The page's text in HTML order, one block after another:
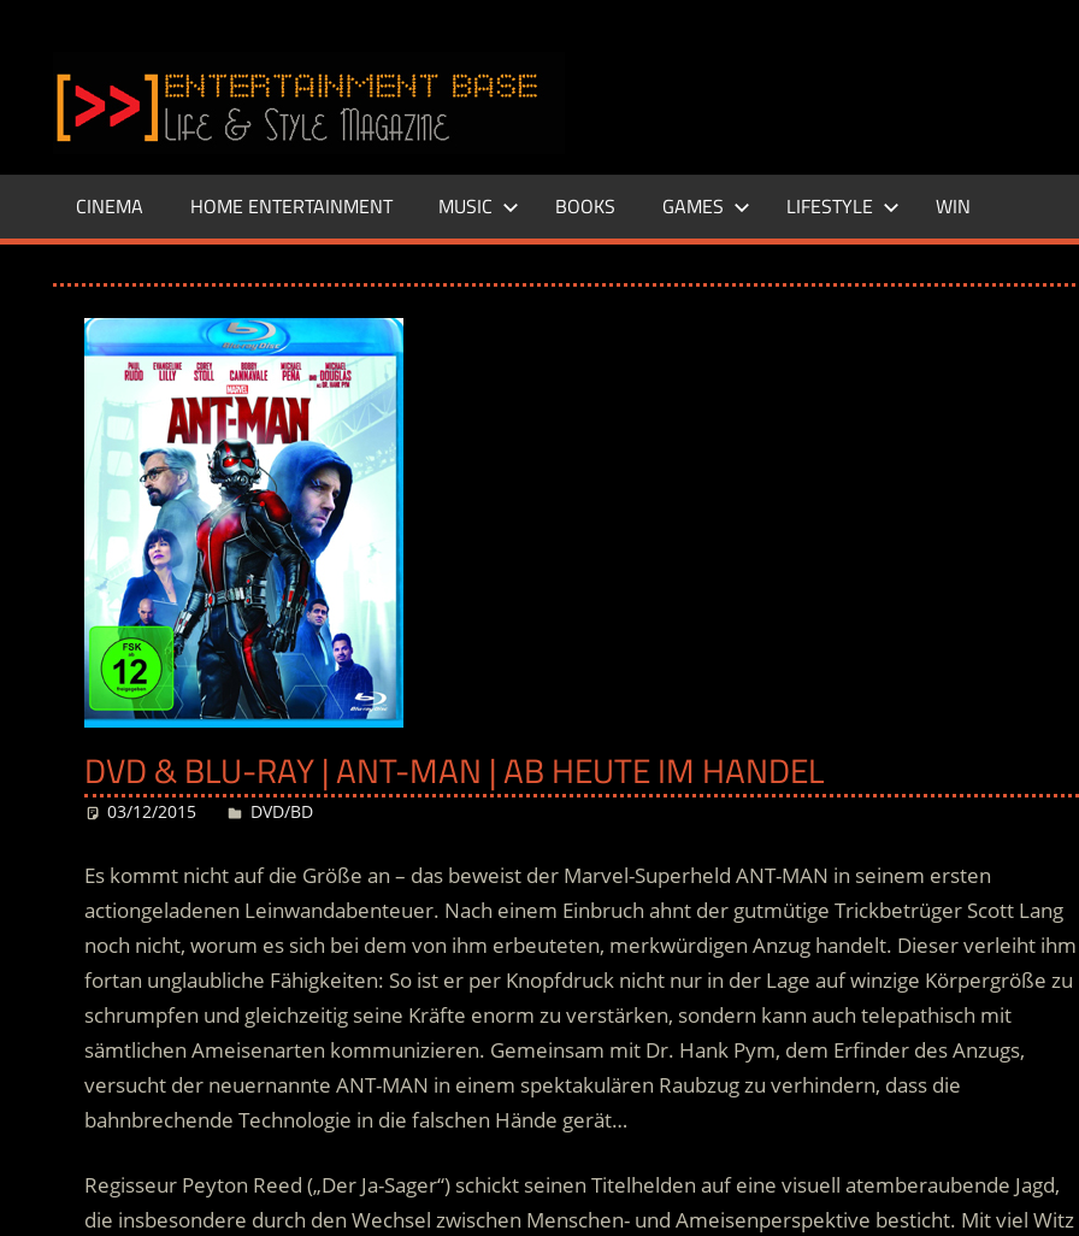
springen
–
LIFE
Base.de
CINEMA HOME ENTERTAINMENT MUSIC BOOKS GAMES LIFESTYLE WIN
DVD & BLU-RAY | ANT-MAN | AB HEUTE IM HANDEL
03/12/2015 Desiree
DVD/BD
Es kommt nicht auf die Größe an – das beweist der Marvel-Superheld ANT-MAN in seinem ersten
actiongeladenen Leinwandabenteuer. Nach einem Einbruch ahnt der gutmütige Trickbetrüger Scott Lang
noch nicht, worum es sich bei dem von ihm erbeuteten, merkwürdigen Anzug handelt. Dieser verleiht ihm
fortan unglaubliche Fähigkeiten: So ist er per Knopfdruck nicht nur in der Lage auf winzige Körpergröße zu
schrumpfen und gleichzeitig seine Kräfte enorm zu verstärken, sondern kann auch telepathisch mit
sämtlichen Ameisenarten kommunizieren. Gemeinsam mit Dr. Hank Pym, dem Erfinder des Anzugs,
versucht der neuernannte ANT-MAN in einem spektakulären Raubzug zu verhindern, dass die
bahnbrechende Technologie in die falschen Hände gerät…
Regisseur Peyton Reed („Der Ja-Sager“) schickt seinen Titelhelden auf eine visuell atemberaubende Jagd,
die insbesondere durch den Wechsel zwischen Menschen- und Ameisenperspektive besticht. Mit viel Witz